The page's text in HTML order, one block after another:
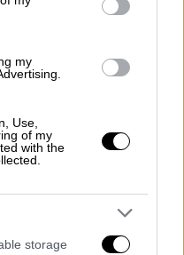
my
Use,
of my
with the
storage
δήλωσε ότι θα
να κατηγορηθεί ο
από την
στο London
στο
στις ειδήσεις,
CPS να ασκήσει